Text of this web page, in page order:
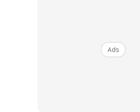
Memetik perkongsiannya sebelum ini
Metro, Bandi yang menetap di Johor
Ads